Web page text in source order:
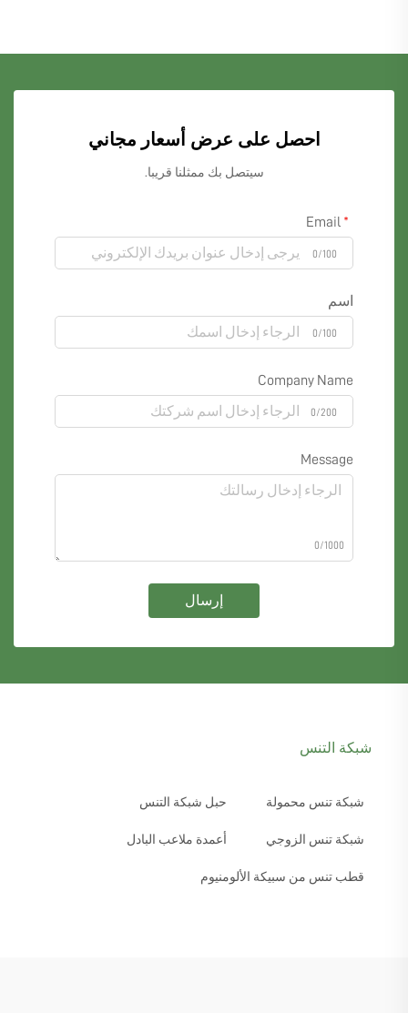
احصل على عرض أسعار مجاني
سيتصل بك ممثلنا قريبا.
0/100
اسم
0/100
Company Name
0/200
Message
0/1000
إرسال
شبكة التنس
شبكة تنس محمولة حبل شبكة التنس
شبكة تنس الزوجي أعمدة ملاعب البادل
قطب تنس من سبيكة الألومنيوم